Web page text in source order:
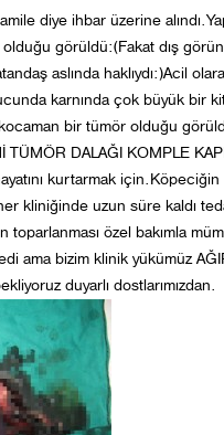
diye ihbar üzerine
olduğu görüldü:(Fakat dış
aslında haklıydı:)Acil
karnında çok büyük bir
bir tümör olduğu
TÜMÖR DALAĞI KOMPLE
kurtarmak
kliniğinde uzun süre kaldı
özel bakımla
ama bizim klinik yükümüz
duyarlı dostlarımızdan.